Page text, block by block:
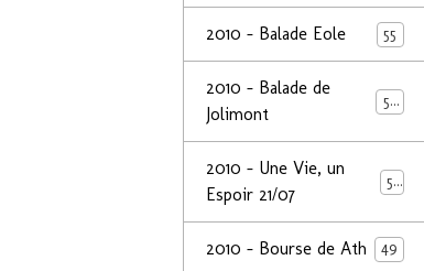
2010 - Balade Eole 55
2010 - Balade de
Jolimont
50
2010 - Une Vie, un
Espoir 21/07
53
2010 - Bourse de Ath 49